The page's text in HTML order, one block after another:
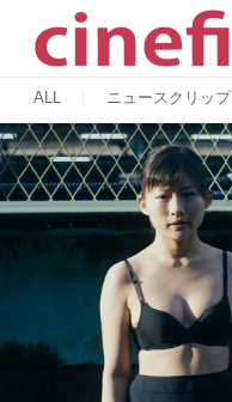
ALL ニュースクリップ